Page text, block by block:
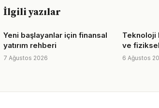
İlgili yazılar
Yeni başlayanlar için finansal
yatırım rehberi
7 Ağustos 2026
Teknoloji
ve
6 Ağustos